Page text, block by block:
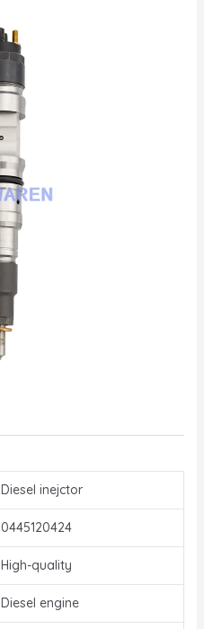
Diesel inejctor
0445120424
High-quality
Diesel engine